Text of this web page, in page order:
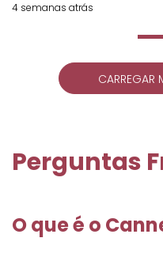
4 semanas atrás
CARREGAR
Perguntas
O que é o